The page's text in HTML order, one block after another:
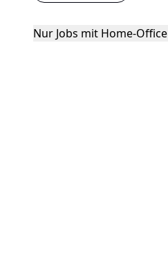
Nur Jobs mit Home-Office